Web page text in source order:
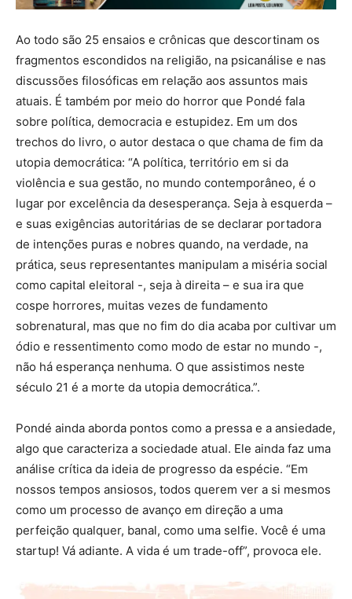
Ao todo são 25 ensaios e crônicas que descortinam os
fragmentos escondidos na religião, na psicanálise e nas
discussões filosóficas em relação aos assuntos mais
atuais. É também por meio do horror que Pondé fala
sobre política, democracia e estupidez. Em um dos
trechos do livro, o autor destaca o que chama de fim da
utopia democrática: “A política, território em si da
violência e sua gestão, no mundo contemporâneo, é o
lugar por excelência da desesperança. Seja à esquerda –
e suas exigências autoritárias de se declarar portadora
de intenções puras e nobres quando, na verdade, na
prática, seus representantes manipulam a miséria social
como capital eleitoral -, seja à direita – e sua ira que
cospe horrores, muitas vezes de fundamento
sobrenatural, mas que no fim do dia acaba por cultivar um
ódio e ressentimento como modo de estar no mundo -,
não há esperança nenhuma. O que assistimos neste
século 21 é a morte da utopia democrática.”.
Pondé ainda aborda pontos como a pressa e a ansiedade,
algo que caracteriza a sociedade atual. Ele ainda faz uma
análise crítica da ideia de progresso da espécie. “Em
nossos tempos ansiosos, todos querem ver a si mesmos
como um processo de avanço em direção a uma
perfeição qualquer, banal, como uma selfie. Você é uma
startup! Vá adiante. A vida é um trade-off”, provoca ele.